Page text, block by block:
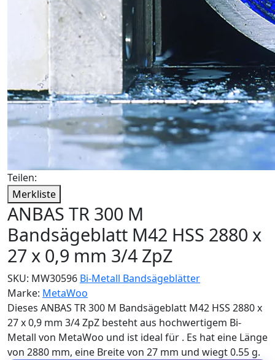
Teilen:
Merkliste
ANBAS TR 300 M
Bandsägeblatt M42 HSS 2880 x
27 x 0,9 mm 3/4 ZpZ
SKU: MW30596 Bi-Metall Bandsägeblätter
Marke: MetaWoo
Dieses ANBAS TR 300 M Bandsägeblatt M42 HSS 2880 x
27 x 0,9 mm 3/4 ZpZ besteht aus hochwertigem Bi-
Metall von MetaWoo und ist ideal für . Es hat eine Länge
von 2880 mm, eine Breite von 27 mm und wiegt 0.55 g.